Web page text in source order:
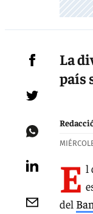
La
país
E l
del